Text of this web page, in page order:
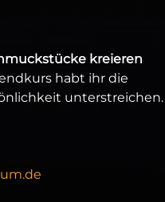
kreieren
habt ihr die
unterstreichen.